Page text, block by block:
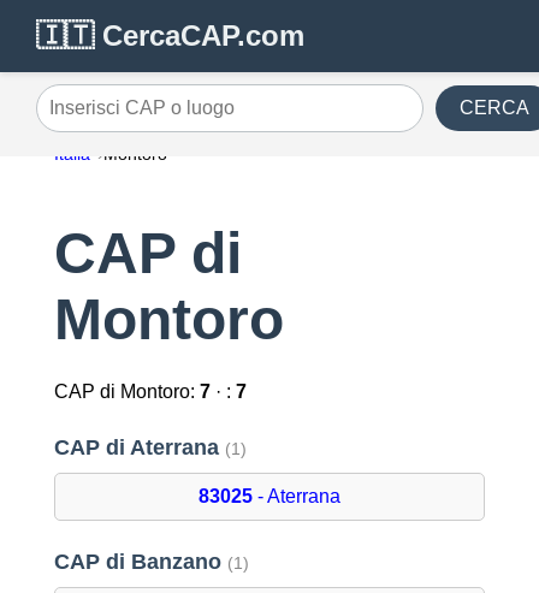
🇮🇹 CercaCAP.com
Inserisci CAP o luogo CERCA
Italia Montoro
CAP di
Montoro
CAP di Montoro: 7· : 7
CAP di Aterrana (1)
83025- Aterrana
CAP di Banzano (1)